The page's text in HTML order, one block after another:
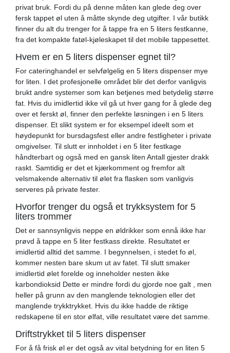
privat bruk. Fordi du på denne måten kan glede deg over
fersk tappet øl uten å måtte skynde deg utgifter. I vår butikk
finner du alt du trenger for å tappe fra en 5 liters festkanne,
fra det kompakte fatøl-kjøleskapet til det mobile tappesettet.
Hvem er en 5 liters dispenser egnet til?
For cateringhandel er selvfølgelig en 5 liters dispenser mye
for liten. I det profesjonelle området blir det derfor vanligvis
brukt andre systemer som kan betjenes med betydelig større
fat. Hvis du imidlertid ikke vil gå ut hver gang for å glede deg
over et ferskt øl, finner den perfekte løsningen i en 5 liters
dispenser. Et slikt system er for eksempel ideelt som et
høydepunkt for bursdagsfest eller andre festligheter i private
omgivelser. Til slutt er innholdet i en 5 liter festkage
håndterbart og også med en gansk liten Antall gjester drakk
raskt. Samtidig er det et kjærkomment og fremfor alt
velsmakende alternativ til ølet fra flasken som vanligvis
serveres på private fester.
Hvorfor trenger du også et trykksystem for 5
liters trommer
Det er sannsynligvis neppe en øldrikker som ennå ikke har
prøvd å tappe en 5 liter festkass direkte. Resultatet er
imidlertid alltid det samme. I begynnelsen, i stedet fo øl,
kommer nesten bare skum ut av fatet. Til slutt smaker
imidlertid ølet forelde og inneholder nesten ikke
karbondioksid Dette er mindre fordi du gjorde noe galt , men
heller på grunn av den manglende teknologien eller det
manglende trykktrykket. Hvis du ikke hadde de riktige
redskapene til en stor ølfat, ville resultatet være det samme.
Driftstrykket til 5 liters dispenser
For å få frisk øl er det også av vital betydning for en liten 5